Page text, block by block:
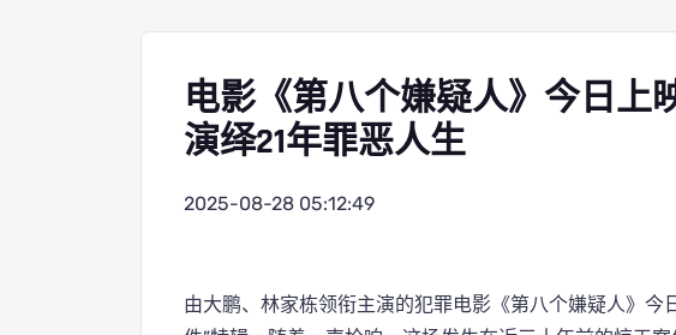
电影《第八个嫌疑人》今日上
演绎21年罪恶人生
2025-08-28 05:12:49
由大鹏、林家栋领衔主演的犯罪电影《第八个嫌疑人》今